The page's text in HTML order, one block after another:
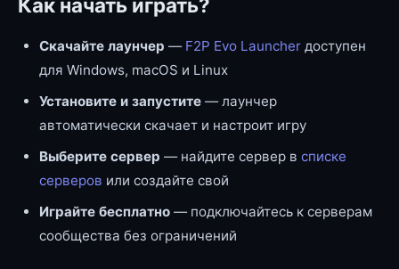
Как начать играть?
Скачайте лаунчер — F2P Evo Launcher доступен
для Windows, macOS и Linux
Установите и запустите — лаунчер
автоматически скачает и настроит игру
Выберите сервер — найдите сервер в списке
серверов или создайте свой
Играйте бесплатно — подключайтесь к серверам
сообщества без ограничений